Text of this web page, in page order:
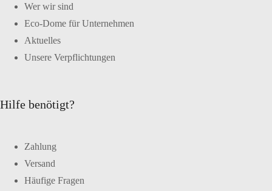
Wer wir sind
Eco-Dome für Unternehmen
Aktuelles
Unsere Verpflichtungen
Hilfe benötigt?
Zahlung
Versand
Häufige Fragen